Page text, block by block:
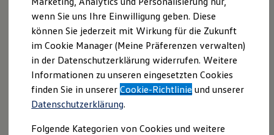
Sportwagen
Schnell verfügbare Fahrzeuge
Angebote und Produkte
Aktuelle Angebote
E-Auto-Förderung
Volkswagen Marktplatz
Die ENERGY Sondermodelle
Junge Gebrauchtwagen und Gebrauchtwagen
Volkswagen Zertifizierte Gebrauchtwagen
Elektromobilität bei Gebrauchtwagen
Saisonangebote
Ganz schön clever:Mit
unseren Assistenzsystemen
sicherer und entspannter ans
wenn Sie uns Ihre Einwilligung geben. Diese
können Sie jederzeit mit Wirkung für die Zukunft
im Cookie Manager (Meine Präferenzen verwalten)
in der Datenschutzerklärung widerrufen. Weitere
Informationen zu unseren eingesetzten Cookies
finden Sie in unsererCookie-Richtlinie und unserer
Datenschutzerklärung.
Folgende Kategorien von Cookies und weitere